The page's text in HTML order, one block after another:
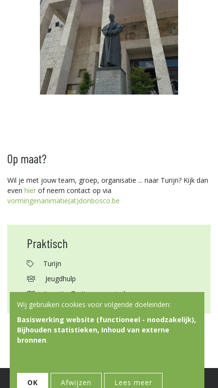
Op maat?
Wil je met jouw team, groep, organisatie ... naar Turijn? Kijk dan
even hier of neem contact op via
vormingenanimatie(at)donbosco.be
Praktisch
Turijn
Jeugdhulp
Locatie: Turijn en omstreken
© Copyright 2026 | Don Bosco Vorming & Animatie • Alle rechten
Wij gebruiken cookies voor volgende doeleinden:
Basiswerking website (functioneel - noodzakelijk),
Bijhouden statistieken, Inhoud van externe
bronnen.
OK Afwijzen Lees meer